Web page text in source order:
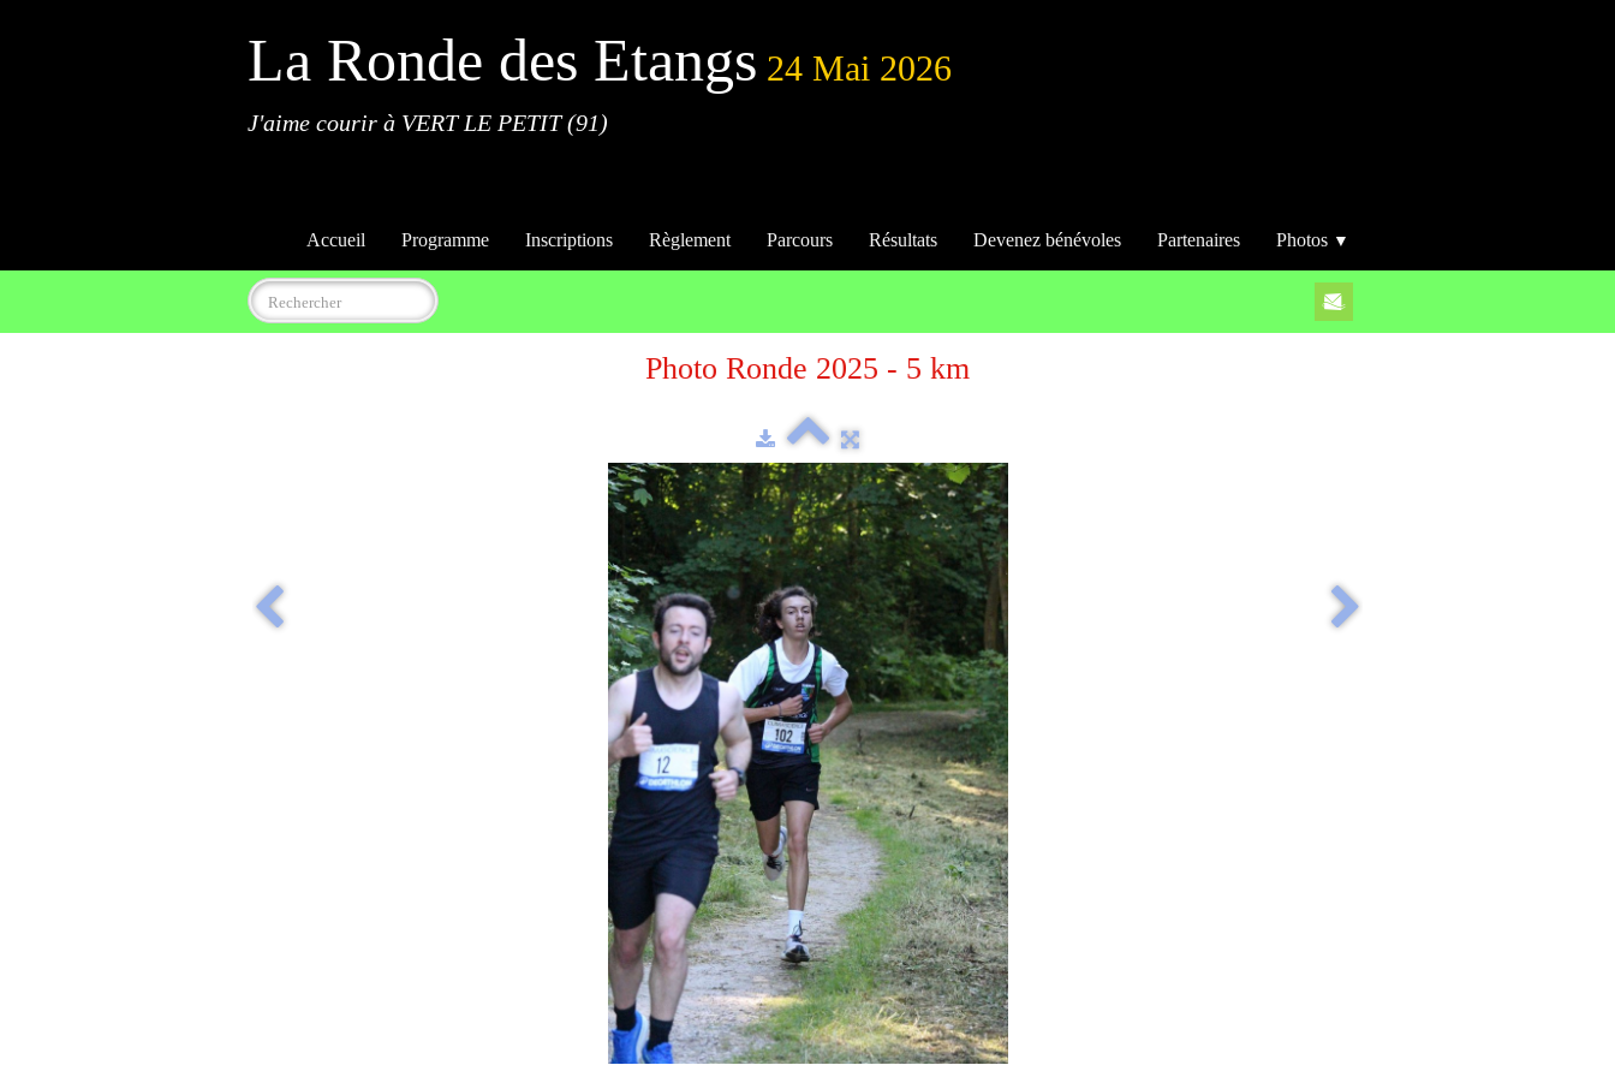
La Ronde des Etangs 24 Mai 2026
J'aime courir à VERT LE PETIT (91)
Accueil Programme Inscriptions Règlement Parcours Résultats Devenez bénévoles Partenaires Photos ▼
Photo Ronde 2025 - 5 km